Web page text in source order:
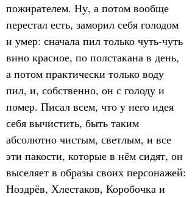
пожирателем. Ну, а потом вообще
перестал есть, заморил себя голодом
и умер: сначала пил только чуть-чуть
вино красное, по полстакана в день,
а потом практически только воду
пил, и, собственно, он с голоду и
помер. Писал всем, что у него идея
себя вычистить, быть таким
абсолютно чистым, светлым, и все
эти пакости, которые в нём сидят, он
выселяет в образы своих персонажей:
Ноздрёв, Хлестаков, Коробочка и